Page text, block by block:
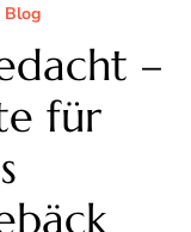
Blog
–
für